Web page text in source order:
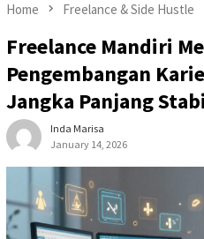
Home Freelance & Side Hustle
Freelance Mandiri
Pengembangan
Jangka Panjang
Inda Marisa
January 14, 2026